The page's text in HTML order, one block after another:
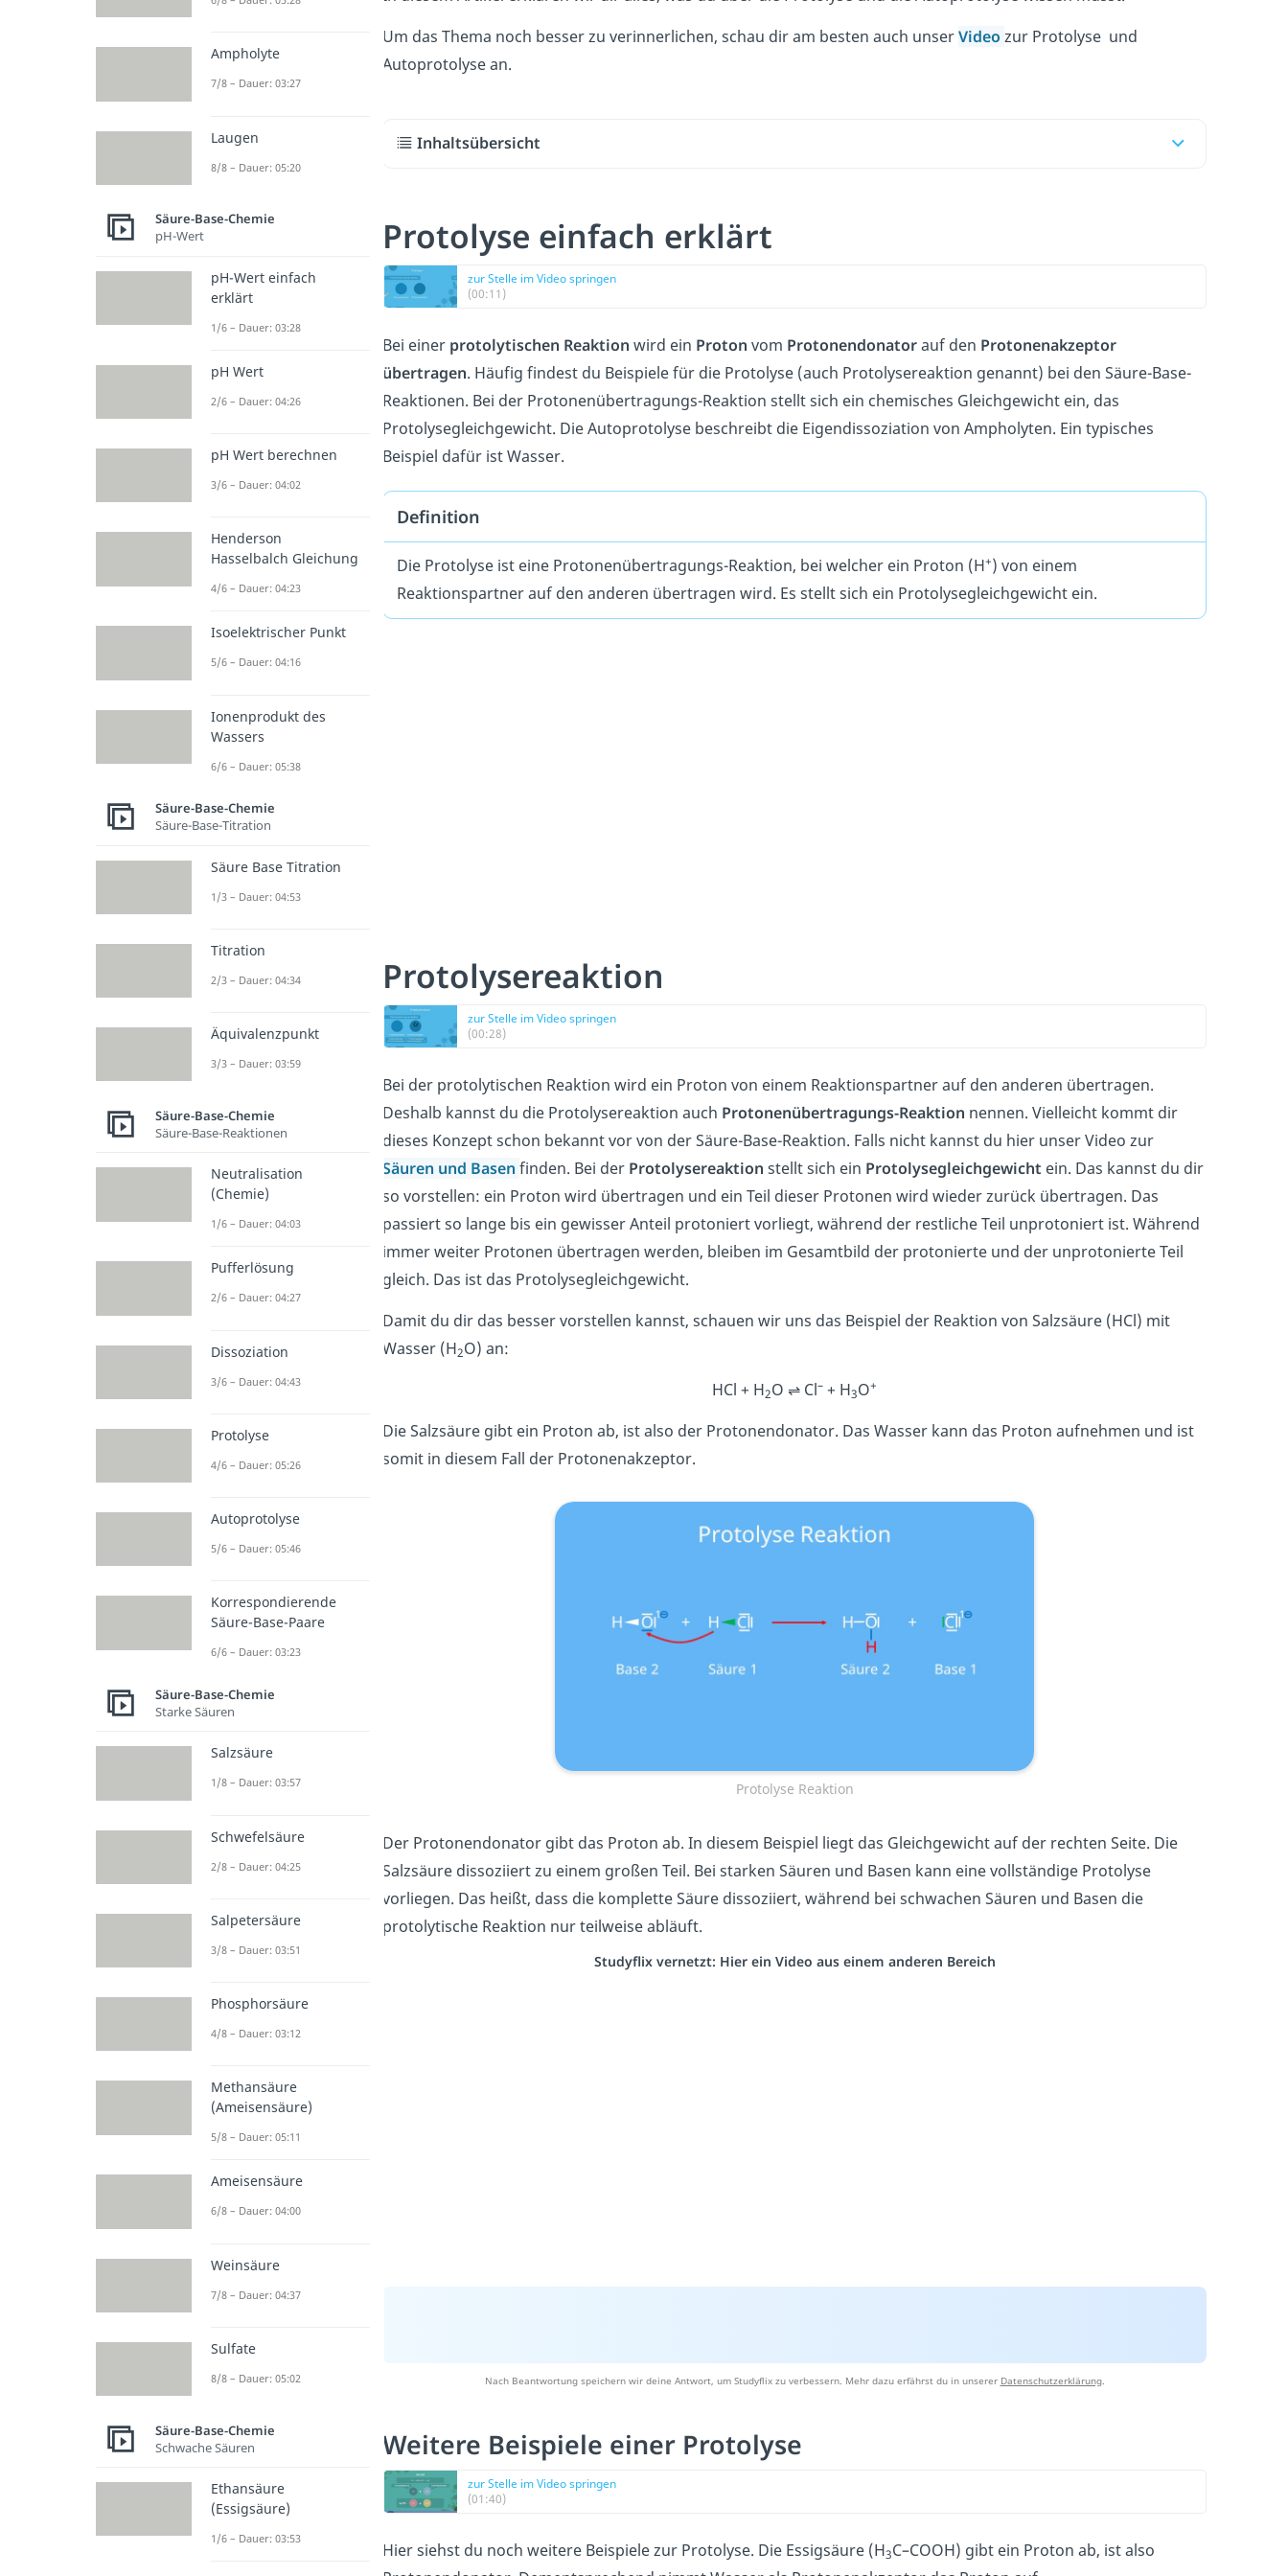
Um das Thema noch besser zu verinnerlichen, schau dir am besten auch unserVideo zur Protolyse und
Autoprotolyse an.
Inhaltsübersicht
Protolyse einfach erklärt
zur Stelle im Video springen
(00:11)
Bei einer protolytischen Reaktion wird ein Proton vom Protonendonatorauf den Protonenakzeptor
übertragen. Häufig findest du Beispiele für die Protolyse (auch Protolysereaktion genannt) bei den Säure-Base-
Reaktionen. Bei der Protonenübertragungs-Reaktion stellt sich ein chemisches Gleichgewicht ein, das
Protolysegleichgewicht. Die Autoprotolyse beschreibt die Eigendissoziation von Ampholyten. Ein typisches
Beispiel dafür ist Wasser.
Definition
Die Protolyse ist eine Protonenübertragungs-Reaktion, bei welcher ein Proton (H+) von einem
Reaktionspartner auf den anderen übertragen wird. Es stellt sich ein Protolysegleichgewicht ein.
Protolysereaktion
zur Stelle im Video springen
(00:28)
Bei der protolytischen Reaktion wird ein Proton von einem Reaktionspartner auf den anderen übertragen.
Deshalb kannst du die Protolysereaktion auch Protonenübertragungs-Reaktion nennen. Vielleicht kommt dir
dieses Konzept schon bekannt vor von der Säure-Base-Reaktion. Falls nicht kannst du hier unser Video zur
Säuren und Basen finden. Bei der Protolysereaktion stellt sich ein Protolysegleichgewicht ein. Das kannst du dir
so vorstellen: ein Proton wird übertragen und ein Teil dieser Protonen wird wieder zurück übertragen. Das
passiert so lange bis ein gewisser Anteil protoniert vorliegt, während der restliche Teil unprotoniert ist. Während
immer weiter Protonen übertragen werden, bleiben im Gesamtbild der protonierte und der unprotonierte Teil
gleich. Das ist das Protolysegleichgewicht.
Damit du dir das besser vorstellen kannst, schauen wir uns das Beispiel der Reaktion von Salzsäure (HCl) mit
Wasser (H2O) an:
HCl + H2O ⇌ Cl– + H3O+
Die Salzsäure gibt ein Proton ab, ist also der Protonendonator. Das Wasser kann das Proton aufnehmen und ist
somit in diesem Fall der Protonenakzeptor.
Protolyse Reaktion
Der Protonendonator gibt das Proton ab. In diesem Beispiel liegt das Gleichgewicht auf der rechten Seite. Die
Salzsäure dissoziiert zu einem großen Teil. Bei starken Säuren und Basen kann eine vollständige Protolyse
vorliegen. Das heißt, dass die komplette Säure dissoziiert, während bei schwachen Säuren und Basen die
protolytische Reaktion nur teilweise abläuft.
Studyflix vernetzt: Hier ein Video aus einem anderen Bereich
Nach Beantwortung speichern wir deine Antwort, um Studyflix zu verbessern. Mehr dazu erfährst du in unserer Datenschutzerklärung.
Weitere Beispiele einer Protolyse
zur Stelle im Video springen
(01:40)
Hier siehst du noch weitere Beispiele zur Protolyse. Die Essigsäure (H3C–COOH) gibt ein Proton ab, ist also
Ampholyte
7/8 – Dauer: 03:27
Laugen
8/8 – Dauer: 05:20
Säure-Base-Chemie
pH-Wert
pH-Wert einfach
erklärt
1/6 – Dauer: 03:28
pH Wert
2/6 – Dauer: 04:26
pH Wert berechnen
3/6 – Dauer: 04:02
Henderson
Hasselbalch Gleichung
4/6 – Dauer: 04:23
Isoelektrischer Punkt
5/6 – Dauer: 04:16
Ionenprodukt des
Wassers
6/6 – Dauer: 05:38
Säure-Base-Chemie
Säure-Base-Titration
Säure Base Titration
1/3 – Dauer: 04:53
Titration
2/3 – Dauer: 04:34
Äquivalenzpunkt
3/3 – Dauer: 03:59
Säure-Base-Chemie
Säure-Base-Reaktionen
Neutralisation
(Chemie)
1/6 – Dauer: 04:03
Pufferlösung
2/6 – Dauer: 04:27
Dissoziation
3/6 – Dauer: 04:43
Protolyse
4/6 – Dauer: 05:26
Autoprotolyse
5/6 – Dauer: 05:46
Korrespondierende
Säure-Base-Paare
6/6 – Dauer: 03:23
Säure-Base-Chemie
Starke Säuren
Salzsäure
1/8 – Dauer: 03:57
Schwefelsäure
2/8 – Dauer: 04:25
Salpetersäure
3/8 – Dauer: 03:51
Phosphorsäure
4/8 – Dauer: 03:12
Methansäure
(Ameisensäure)
5/8 – Dauer: 05:11
Ameisensäure
6/8 – Dauer: 04:00
Weinsäure
7/8 – Dauer: 04:37
Sulfate
8/8 – Dauer: 05:02
Säure-Base-Chemie
Schwache Säuren
Ethansäure
(Essigsäure)
1/6 – Dauer: 03:53